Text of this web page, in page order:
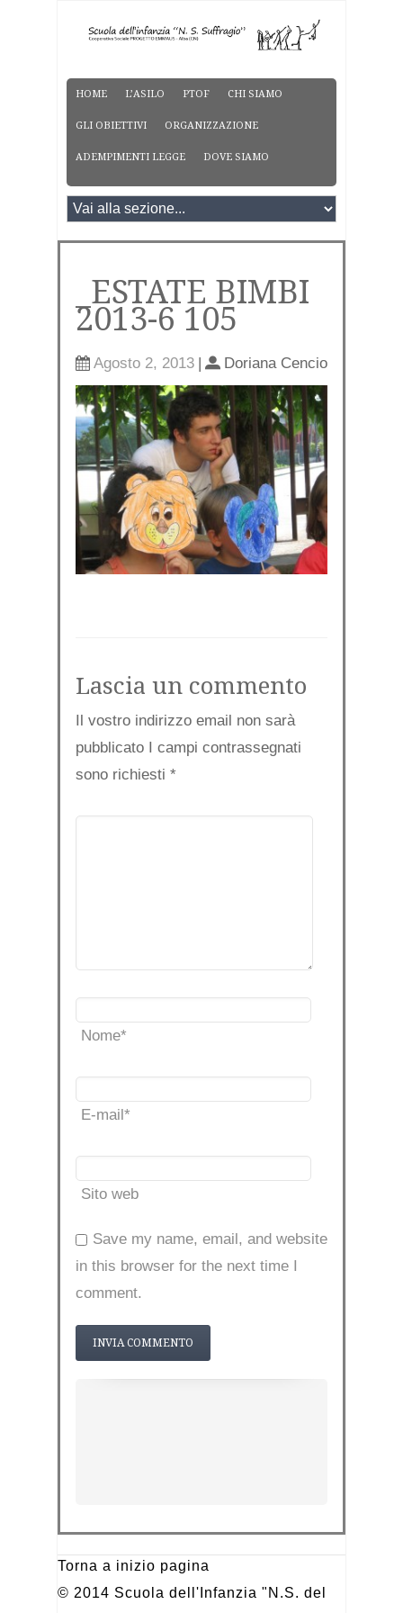
HOME L’ASILO PTOF CHI SIAMO
GLI OBIETTIVI ORGANIZZAZIONE
ADEMPIMENTI LEGGE DOVE SIAMO
_ESTATE BIMBI
2013-6 105
Agosto 2, 2013 | Doriana Cencio
Lascia un commento
Il vostro indirizzo email non sarà
pubblicato I campi contrassegnati
sono richiesti *
Nome*
E-mail*
Sito web
Save my name, email, and website
in this browser for the next time I
comment.
Torna a inizio pagina
© 2014 Scuola dell'Infanzia "N.S. del